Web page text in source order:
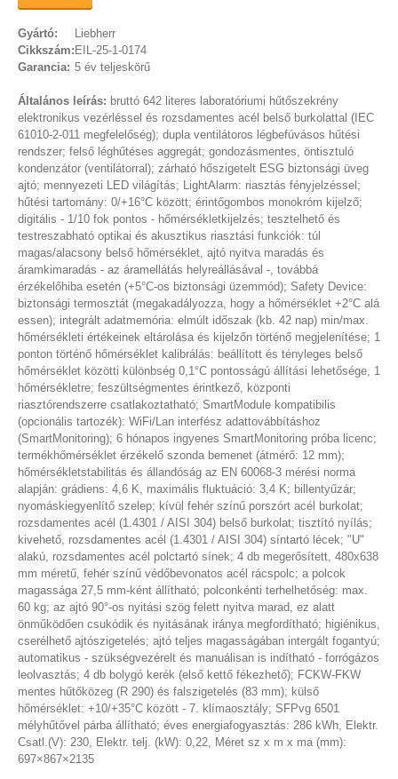
Gyártó:
Liebherr
Cikkszám:EIL-25-1-0174
Garancia: 5 év teljeskörű
Általános leírás: bruttó 642 literes laboratóriumi hűtőszekrény
elektronikus vezérléssel és rozsdamentes acél belső burkolattal (IEC
61010-2-011 megfelelőség); dupla ventilátoros légbefúvásos hűtési
rendszer; felső léghűtéses aggregát; gondozásmentes, öntisztuló
kondenzátor (ventilátorral); zárható hőszigetelt ESG biztonsági üveg
ajtó; mennyezeti LED világítás; LightAlarm: riasztás fényjelzéssel;
hűtési tartomány: 0/+16°C között; érintőgombos monokróm kijelző;
digitális - 1/10 fok pontos - hőmérsékletkijelzés; tesztelhető és
testreszabható optikai és akusztikus riasztási funkciók: túl
magas/alacsony belső hőmérséklet, ajtó nyitva maradás és
áramkimaradás - az áramellátás helyreállásával -, továbbá
érzékelőhiba esetén (+5°C-os biztonsági üzemmód); Safety Device:
biztonsági termosztát (megakadályozza, hogy a hőmérséklet +2°C alá
essen); integrált adatmemória: elmúlt időszak (kb. 42 nap) min/max.
hőmérsékleti értékeinek eltárolása és kijelzőn történő megjelenítése; 1
ponton történő hőmérséklet kalibrálás: beállított és tényleges belső
hőmérséklet közötti különbség 0,1°C pontosságú állítási lehetősége, 1
hőmérsékletre; feszültségmentes érintkező, központi
riasztórendszerre csatlakoztatható; SmartModule kompatibilis
(opcionális tartozék): WiFi/Lan interfész adattovábbításhoz
(SmartMonitoring); 6 hónapos ingyenes SmartMonitoring próba licenc;
termékhőmérséklet érzékelő szonda bemenet (átmérő: 12 mm);
hőmérsékletstabilitás és állandóság az EN 60068-3 mérési norma
alapján: grádiens: 4,6 K, maximális fluktuáció: 3,4 K; billentyűzár;
nyomáskiegyenlítő szelep; kívül fehér színű porszórt acél burkolat;
rozsdamentes acél (1.4301 / AISI 304) belső burkolat; tisztító nyílás;
kivehető, rozsdamentes acél (1.4301 / AISI 304) síntartó lécek; "U"
alakú, rozsdamentes acél polctartó sínek; 4 db megerősített, 480x638
mm méretű, fehér színű védőbevonatos acél rácspolc; a polcok
magassága 27,5 mm-ként állítható; polconkénti terhelhetőség: max.
60 kg; az ajtó 90°-os nyitási szög felett nyitva marad, ez alatt
önműködően csukódik és nyitásának iránya megfordítható; higiénikus,
cserélhető ajtószigetelés; ajtó teljes magasságában intergált fogantyú;
automatikus - szükségvezérelt és manuálisan is indítható - forrógázos
leolvasztás; 4 db bolygó kerék (első kettő fékezhető); FCKW-FKW
mentes hűtőközeg (R 290) és falszigetelés (83 mm); külső
hőmérséklet: +10/+35°C között - 7. klímaosztály; SFPvg 6501
mélyhűtővel párba állítható; éves energiafogyasztás: 286 kWh, Elektr.
Csatl.(V): 230, Elektr. telj. (kW): 0,22, Méret sz x m x ma (mm):
697×867×2135